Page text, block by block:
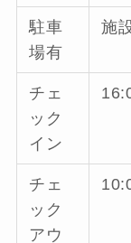
駐車
場有
施
チェ
ック
イン
チェ
ック
アウ